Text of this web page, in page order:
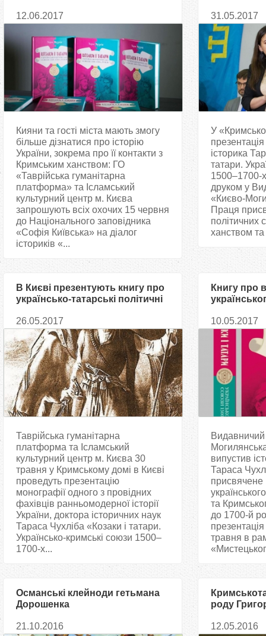
століттях
12.06.2017
Кияни та гості міста мають змогу
більше дізнатися про історію
України, зокрема про її контакти з
Кримським ханством: ГО
«Таврійська гуманітарна
платформа» та Ісламський
культурний центр м. Києва
запрошують всіх охочих 15 червня
до Національного заповідника
«Софія Київська» на діалог
істориків «...
кримських
Юксель
31.05.2017
У
презентація
історика
татари.
1500–1700-
друком у
«Києво-
Праця
політичних
ханством та
В Києві презентують книгу про
українсько-татарські політичні
26.05.2017
Таврійська гуманітарна
платформа та Ісламський
культурний центр м. Києва 30
травня у Кримському домі в Києві
проведуть презентацію
монографії одного з провідних
фахівців ранньомодерної історії
України, доктора історичних наук
Тараса Чухліба «Козаки і татари.
Українсько-кримські союзи 1500–
1700-х...
Книгу про
столиці
10.05.2017
випустив
Тараса
та
до 1700-й
травня в
Османські клейноди гетьмана
Дорошенка
21.10.2016
роду
12.05.2016